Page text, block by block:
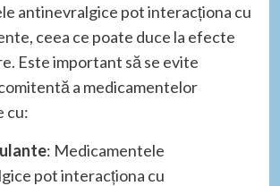
antinevralgice pot interacționa cu
ceea ce poate duce la efecte
Este important să se evite
a medicamentelor
cu:
: Medicamentele
pot interacționa cu